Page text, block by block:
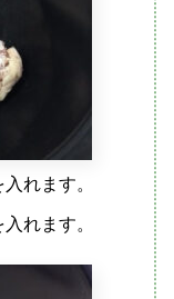
れます。
れます。